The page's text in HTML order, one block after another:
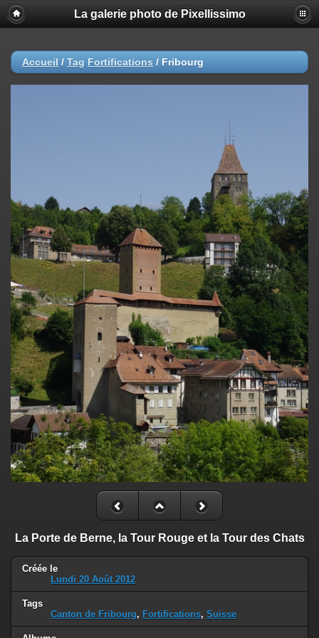
La galerie photo de Pixellissimo
Accueil / Tag Fortifications / Fribourg
La Porte de Berne, la Tour Rouge et la Tour des Chats
Créée le
Lundi 20 Août 2012
Tags
Canton de Fribourg, Fortifications, Suisse